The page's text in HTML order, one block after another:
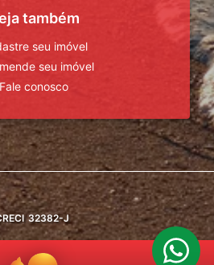
também
seu imóvel
seu imóvel
Fale conosco
32382-J